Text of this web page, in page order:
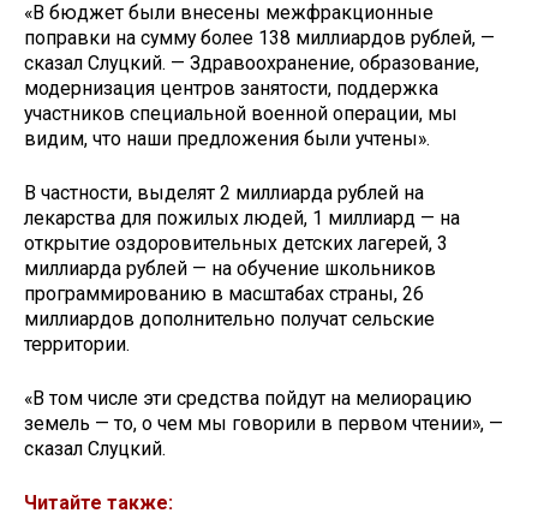
«В бюджет были внесены межфракционные
поправки на сумму более 138 миллиардов рублей, —
сказал Слуцкий. — Здравоохранение, образование,
модернизация центров занятости, поддержка
участников специальной военной операции, мы
видим, что наши предложения были учтены».
В частности, выделят 2 миллиарда рублей на
лекарства для пожилых людей, 1 миллиард — на
открытие оздоровительных детских лагерей, 3
миллиарда рублей — на обучение школьников
программированию в масштабах страны, 26
миллиардов дополнительно получат сельские
территории.
«В том числе эти средства пойдут на мелиорацию
земель — то, о чем мы говорили в первом чтении», —
сказал Слуцкий.
Читайте также: